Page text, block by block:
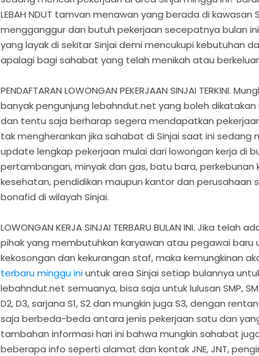
LEBAH NDUT tamvan menawan yang berada di kawasan
mengganggur dan butuh pekerjaan secepatnya bulan
yang layak di sekitar Sinjai demi mencukupi kebutuhan
apalagi bagi sahabat yang telah menikah atau
PENDAFTARAN LOWONGAN PEKERJAAN SINJAI TERKINI.
banyak pengunjung lebahndut.net yang boleh
dan tentu saja berharap segera mendapatkan
tak mengherankan jika sahabat di Sinjai saat ini sedang
update lengkap pekerjaan mulai dari lowongan kerja di
pertambangan, minyak dan gas, batu bara, perkebunan
kesehatan, pendidikan maupun kantor dan perusahaan
bonafid di wilayah Sinjai.
LOWONGAN KERJA SINJAI TERBARU BULAN INI. Jika telah
pihak yang membutuhkan karyawan atau pegawai baru
kekosongan dan kekurangan staf, maka kemungkinan
terbaru minggu iniuntuk area Sinjai setiap bulannya
lebahndut.net semuanya, bisa saja untuk lulusan SMP,
D2, D3, sarjana S1, S2 dan mungkin juga S3, dengan
saja berbeda-beda antara jenis pekerjaan satu dan
tambahan informasi hari ini bahwa mungkin sahabat
beberapa info seperti alamat dan kontak JNE, JNT,